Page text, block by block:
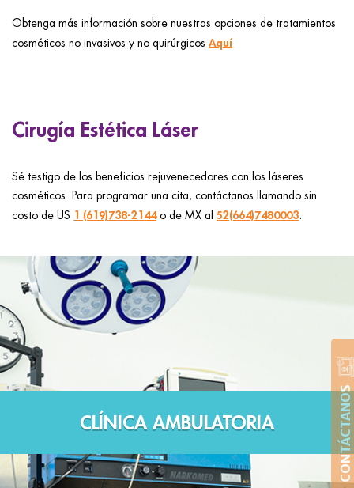
CONTÁCTANOS
Obtenga más información sobre nuestras opciones de tratamientos
cosméticos no invasivos y no quirúrgicos Aquí
Cirugía Estética Láser
Sé testigo de los beneficios rejuvenecedores con los láseres
cosméticos. Para programar una cita, contáctanos llamando sin
costo de US 1 (619)738-2144o de MX al 52(664)7480003.
CLÍNICA AMBULATORIA